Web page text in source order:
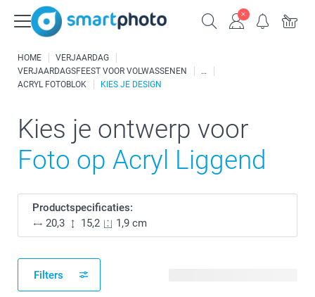
HOME
VERJAARDAG
VERJAARDAGSFEEST VOOR VOLWASSENEN
ACRYL FOTOBLOK
KIES JE DESIGN
Kies je ontwerp voor
Foto op Acryl Liggend
Productspecificaties:
20,3
15,2 1,9 cm
Filters